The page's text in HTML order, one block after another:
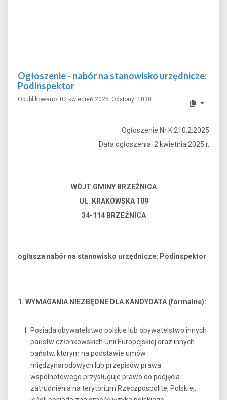
Ogłoszenie - nabór na stanowisko urzędnicze:
Podinspektor
Opublikowano: 02 kwiecień 2025 Odsłony: 1030
Ogłoszenie Nr K.210.2.2025
Data ogłoszenia: 2 kwietnia 2025 r.
WÓJT GMINY BRZEŹNICA
UL. KRAKOWSKA 109
34-114 BRZEŹNICA
ogłasza nabór na stanowisko urzędnicze: Podinspektor
1. WYMAGANIA NIEZBĘDNE DLA KANDYDATA (formalne):
Posiada obywatelstwo polskie lub obywatelstwo innych
państw członkowskich Unii Europejskiej oraz innych
państw, którym na podstawie umów
międzynarodowych lub przepisów prawa
wspólnotowego przysługuje prawo do podjęcia
zatrudnienia na terytorium Rzeczpospolitej Polskiej,